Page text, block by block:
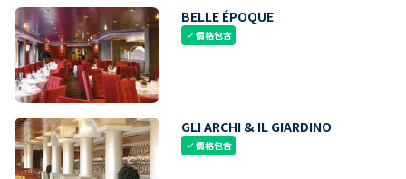
BELLE ÉPOQUE
check價格包含
GLI ARCHI & IL GIARDINO
check價格包含